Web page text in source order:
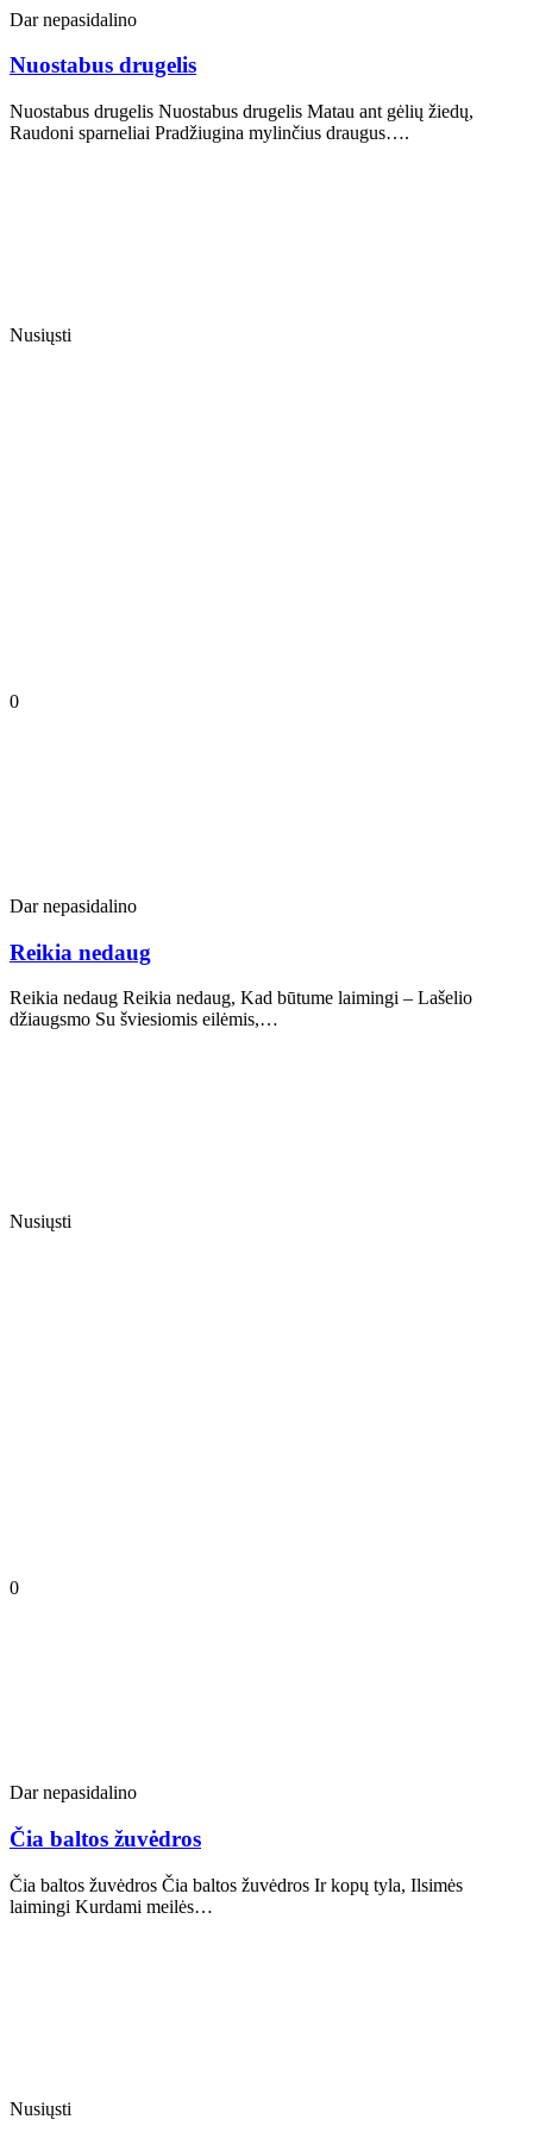
Dar nepasidalino
Nuostabus drugelis
Nuostabus drugelis Nuostabus drugelis Matau ant gėlių žiedų,
Raudoni sparneliai Pradžiugina mylinčius draugus….
Nusiųsti
0
Dar nepasidalino
Reikia nedaug
Reikia nedaug Reikia nedaug, Kad būtume laimingi – Lašelio
džiaugsmo Su šviesiomis eilėmis,…
Nusiųsti
0
Dar nepasidalino
Čia baltos žuvėdros
Čia baltos žuvėdros Čia baltos žuvėdros Ir kopų tyla, Ilsimės
laimingi Kurdami meilės…
Nusiųsti